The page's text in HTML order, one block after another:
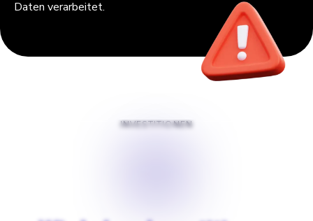
Daten verarbeitet.
INVESTITIONEN